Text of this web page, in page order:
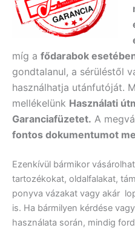
míg a fődarabok
gondtalanul, a sérüléstől
használhatja utánfutóját.
mellékelünk Használati
Garanciafüzetet. A
fontos dokumentumot
Ezenkívül bármikor
tartozékokat, oldalfalakat,
ponyva vázakat vagy akár
is. Ha bármilyen kérdése
használata során, mindig